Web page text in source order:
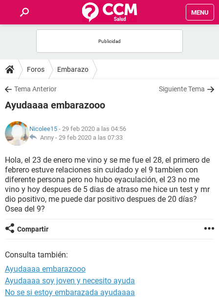
MENU
FOROS
SALUD
FAMILIA
NUTRICIÓN
BIENESTAR
SEXUALIDAD
GLOSARIO
Foros Embarazo
Tema Anterior Siguiente Tema
Ayudaaaa embarazooo
Nicolee15 - 29 feb 2020 a las 04:56
Anny - 29 feb 2020 a las 07:33
Hola, el 23 de enero me vino y se me fue el 28, el primero de
febrero estuve relaciones sin cuidado y el 9 tambien con
diferente persona pero no hubo eyaculación, el 23 no me
vino y hoy despues de 5 dias de atraso me hice un test y mr
dio positivo, me puede dar positivo despues de 20 días?
Osea del 9?
Compartir
Consulta también:
Ayudaaaa embarazooo
Ayudaaaa soy joven y necesito ayuda
No se si estoy embarazada ayudaaaa